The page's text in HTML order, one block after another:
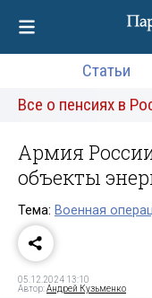
Статьи
Все о пенсиях в
Армия
объекты
Тема: Военная
05.12.2024 13:10
Автор:Андрей Кузьменко